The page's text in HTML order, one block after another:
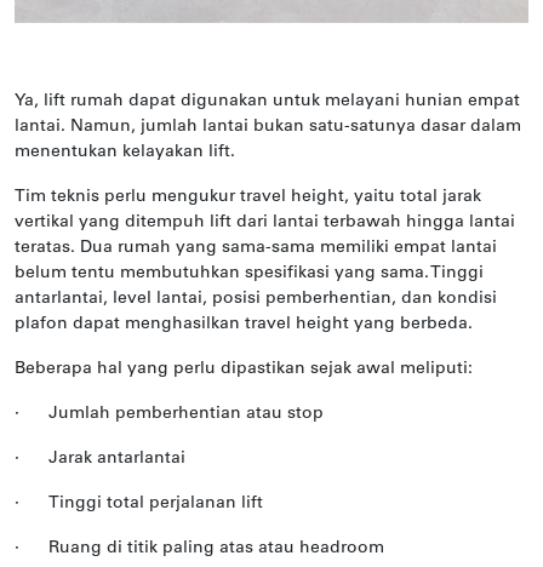
Ya, lift rumah dapat digunakan untuk melayani hunian empat
lantai. Namun, jumlah lantai bukan satu-satunya dasar dalam
menentukan kelayakan lift.
Tim teknis perlu mengukur travel height, yaitu total jarak
vertikal yang ditempuh lift dari lantai terbawah hingga lantai
teratas. Dua rumah yang sama-sama memiliki empat lantai
belum tentu membutuhkan spesifikasi yang sama. Tinggi
antarlantai, level lantai, posisi pemberhentian, dan kondisi
plafon dapat menghasilkan travel height yang berbeda.
Beberapa hal yang perlu dipastikan sejak awal meliputi:
· Jumlah pemberhentian atau stop
· Jarak antarlantai
· Tinggi total perjalanan lift
· Ruang di titik paling atas atau headroom